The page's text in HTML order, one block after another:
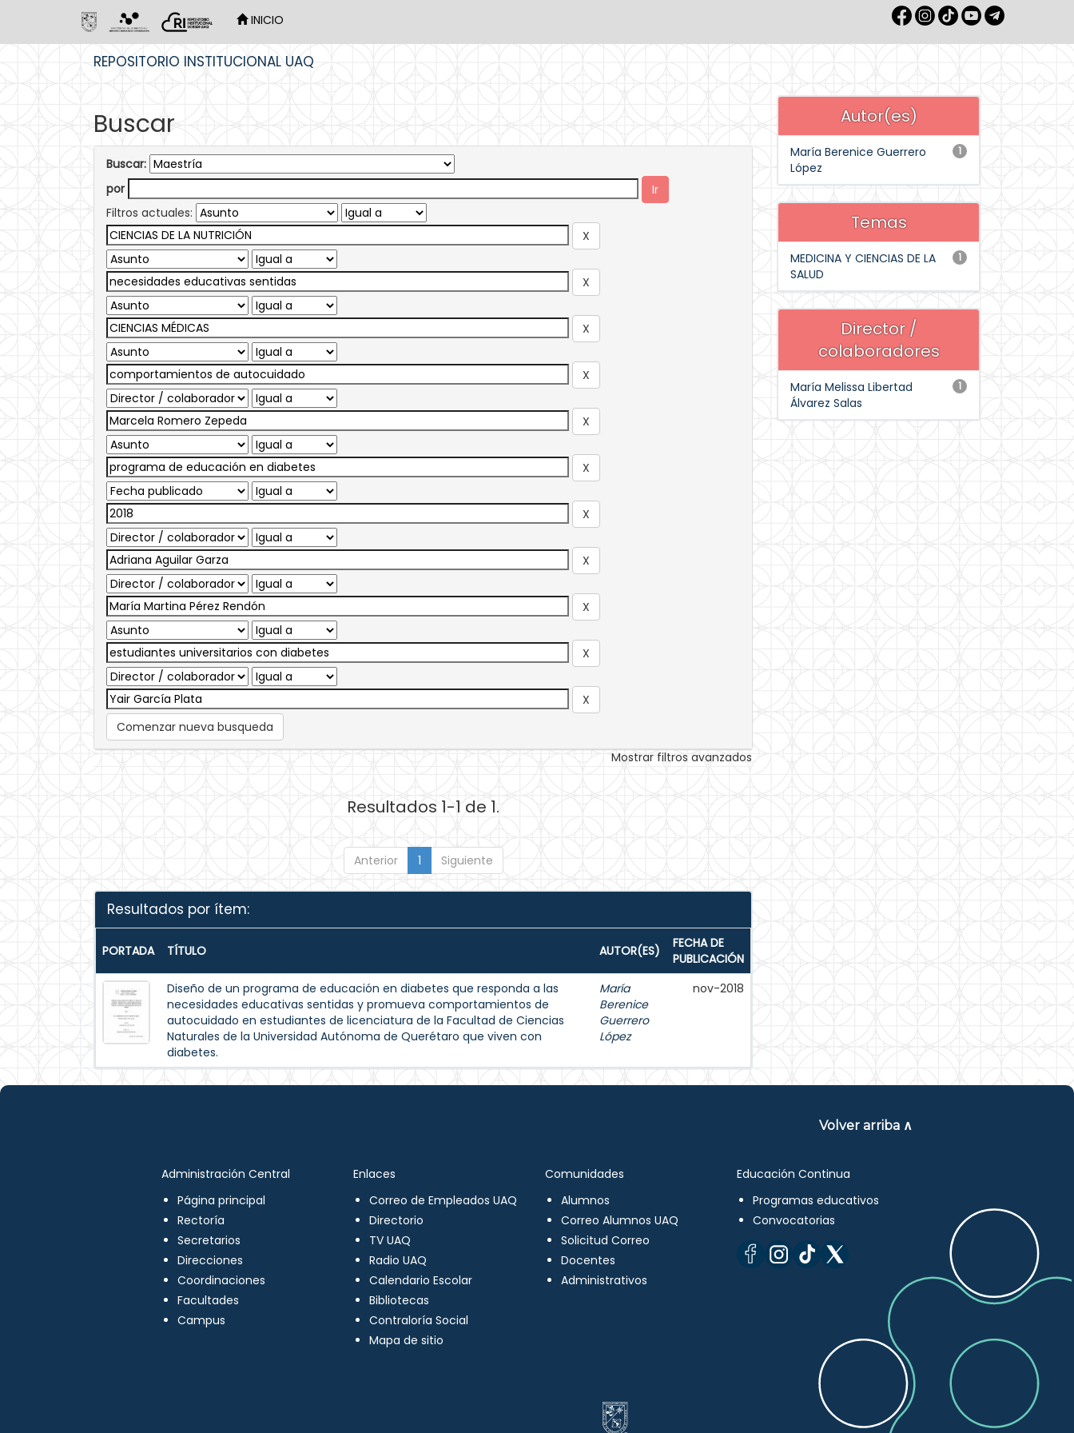
INICIO
REPOSITORIO INSTITUCIONAL UAQ
Buscar
Buscar:
por
Filtros actuales:
Comenzar nueva busqueda
Mostrar filtros avanzados
Resultados 1-1 de 1.
Anterior 1 Siguiente
Resultados por ítem:
PORTADA TÍTULO AUTOR(ES)
FECHA DE
PUBLICACIÓN
Diseño de un programa de educación en diabetes que responda a las
necesidades educativas sentidas y promueva comportamientos de
autocuidado en estudiantes de licenciatura de la Facultad de Ciencias
Naturales de la Universidad Autónoma de Querétaro que viven con
diabetes.
María
Berenice
Guerrero
López
nov-2018
Autor(es)
1
María Berenice Guerrero
López
Temas
1
MEDICINA Y CIENCIAS DE LA
SALUD
Director /
colaboradores
1
María Melissa Libertad
Álvarez Salas
Volver arriba ∧
Administración Central
Página principal
Rectoría
Secretarios
Direcciones
Coordinaciones
Facultades
Campus
Enlaces
Correo de Empleados UAQ
Directorio
TV UAQ
Radio UAQ
Calendario Escolar
Bibliotecas
Contraloría Social
Mapa de sitio
Comunidades
Alumnos
Correo Alumnos UAQ
Solicitud Correo
Docentes
Administrativos
Educación Continua
Programas educativos
Convocatorias